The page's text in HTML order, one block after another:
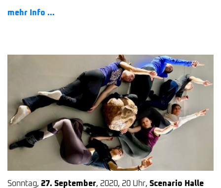
mehr Info ...
Sonntag, 27. September, 2020, 20 Uhr, Scenario Halle